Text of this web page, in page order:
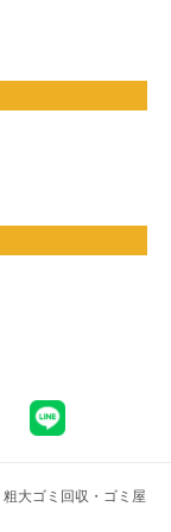
大ゴミ回収・ゴミ屋